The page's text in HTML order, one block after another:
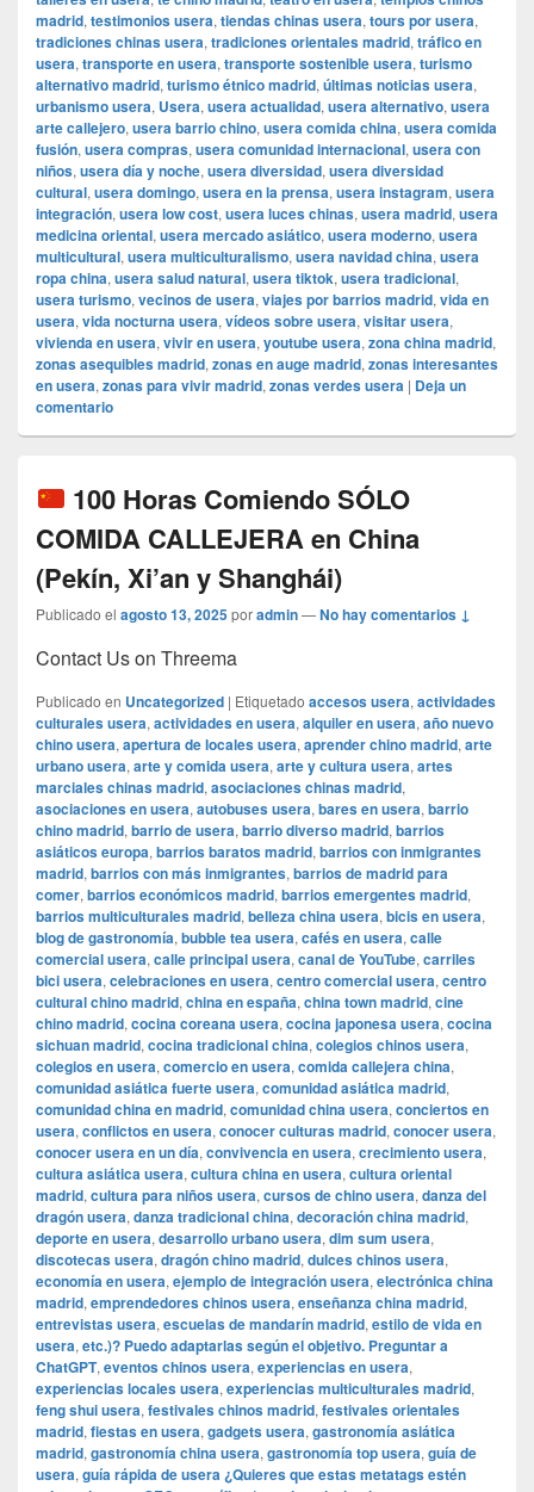
madrid, testimonios usera, tiendas chinas usera, tours por usera,
tradiciones chinas usera, tradiciones orientales madrid, tráfico en
usera, transporte en usera, transporte sostenible usera, turismo
alternativo madrid, turismo étnico madrid, últimas noticias usera,
urbanismo usera, Usera, usera actualidad, usera alternativo, usera
arte callejero, usera barrio chino, usera comida china, usera comida
fusión, usera compras, usera comunidad internacional, usera con
niños, usera día y noche, usera diversidad, usera diversidad
cultural, usera domingo, usera en la prensa, usera instagram, usera
integración, usera low cost, usera luces chinas, usera madrid, usera
medicina oriental, usera mercado asiático, usera moderno, usera
multicultural, usera multiculturalismo, usera navidad china, usera
ropa china, usera salud natural, usera tiktok, usera tradicional,
usera turismo, vecinos de usera, viajes por barrios madrid, vida en
usera, vida nocturna usera, vídeos sobre usera, visitar usera,
vivienda en usera, vivir en usera, youtube usera, zona china madrid,
zonas asequibles madrid, zonas en auge madrid, zonas interesantes
en usera, zonas para vivir madrid, zonas verdes usera | Deja un
comentario
100 Horas Comiendo SÓLO
COMIDA CALLEJERA en China
(Pekín, Xi’an y Shanghái)
Publicado el agosto 13, 2025poradmin—No hay comentarios ↓
Contact Us on Threema
Publicado en Uncategorized | Etiquetado accesos usera, actividades
culturales usera, actividades en usera, alquiler en usera, año nuevo
chino usera, apertura de locales usera, aprender chino madrid, arte
urbano usera, arte y comida usera, arte y cultura usera, artes
marciales chinas madrid, asociaciones chinas madrid,
asociaciones en usera, autobuses usera, bares en usera, barrio
chino madrid, barrio de usera, barrio diverso madrid, barrios
asiáticos europa, barrios baratos madrid, barrios con inmigrantes
madrid, barrios con más inmigrantes, barrios de madrid para
comer, barrios económicos madrid, barrios emergentes madrid,
barrios multiculturales madrid, belleza china usera, bicis en usera,
blog de gastronomía, bubble tea usera, cafés en usera, calle
comercial usera, calle principal usera, canal de YouTube, carriles
bici usera, celebraciones en usera, centro comercial usera, centro
cultural chino madrid, china en españa, china town madrid, cine
chino madrid, cocina coreana usera, cocina japonesa usera, cocina
sichuan madrid, cocina tradicional china, colegios chinos usera,
colegios en usera, comercio en usera, comida callejera china,
comunidad asiática fuerte usera, comunidad asiática madrid,
comunidad china en madrid, comunidad china usera, conciertos en
usera, conflictos en usera, conocer culturas madrid, conocer usera,
conocer usera en un día, convivencia en usera, crecimiento usera,
cultura asiática usera, cultura china en usera, cultura oriental
madrid, cultura para niños usera, cursos de chino usera, danza del
dragón usera, danza tradicional china, decoración china madrid,
deporte en usera, desarrollo urbano usera, dim sum usera,
discotecas usera, dragón chino madrid, dulces chinos usera,
economía en usera, ejemplo de integración usera, electrónica china
madrid, emprendedores chinos usera, enseñanza china madrid,
entrevistas usera, escuelas de mandarín madrid, estilo de vida en
usera, etc.)? Puedo adaptarlas según el objetivo. Preguntar a
ChatGPT, eventos chinos usera, experiencias en usera,
experiencias locales usera, experiencias multiculturales madrid,
feng shui usera, festivales chinos madrid, festivales orientales
madrid, fiestas en usera, gadgets usera, gastronomía asiática
madrid, gastronomía china usera, gastronomía top usera, guía de
usera, guía rápida de usera ¿Quieres que estas metatags estén